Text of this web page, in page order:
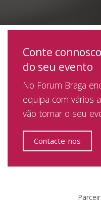
Conte
do seu evento
No Forum Braga
equipa com vários
vão tornar o seu
Contacte-nos